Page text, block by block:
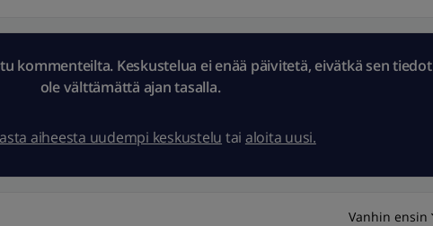
kommenteilta. Keskustelua ei enää päivitetä, eivätkä sen tiedot
ole välttämättä ajan tasalla.
aiheesta uudempi keskustelu tai aloita uusi.
Vanhin ensin